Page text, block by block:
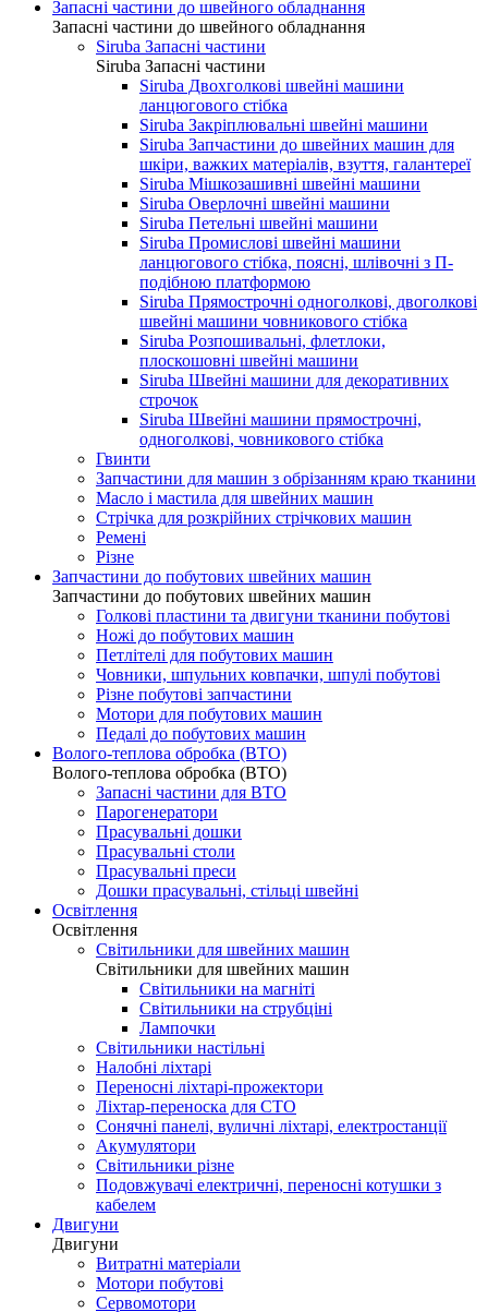
Запасні частини до швейного обладнання
Запасні частини до швейного обладнання
Siruba Запасні частини
Siruba Запасні частини
Siruba Двохголкові швейні машини
ланцюгового стібка
Siruba Закріплювальні швейні машини
Siruba Запчастини до швейних машин для
шкіри, важких матеріалів, взуття, галантереї
Siruba Мішкозашивні швейні машини
Siruba Оверлочні швейні машини
Siruba Петельні швейні машини
Siruba Промислові швейні машини
ланцюгового стібка, поясні, шлівочні з П-
подібною платформою
Siruba Прямострочні одноголкові, двоголкові
швейні машини човникового стібка
Siruba Розпошивальні, флетлоки,
плоскошовні швейні машини
Siruba Швейні машини для декоративних
строчок
Siruba Швейні машини прямострочні,
одноголкові, човникового стібка
Гвинти
Запчастини для машин з обрізанням краю тканини
Масло і мастила для швейних машин
Стрічка для розкрійних стрічкових машин
Ремені
Різне
Запчастини до побутових швейних машин
Запчастини до побутових швейних машин
Голкові пластини та двигуни тканини побутові
Ножі до побутових машин
Петлітелі для побутових машин
Човники, шпульних ковпачки, шпулі побутові
Різне побутові запчастини
Мотори для побутових машин
Педалі до побутових машин
Волого-теплова обробка (ВТО)
Волого-теплова обробка (ВТО)
Запасні частини для ВТО
Парогенератори
Прасувальні дошки
Прасувальні столи
Прасувальні преси
Дошки прасувальні, стільці швейні
Освітлення
Освітлення
Світильники для швейних машин
Світильники для швейних машин
Світильники на магніті
Світильники на струбціні
Лампочки
Світильники настільні
Налобні ліхтарі
Переносні ліхтарі-прожектори
Ліхтар-переноска для СТО
Сонячні панелі, вуличні ліхтарі, електростанції
Акумулятори
Світильники різне
Подовжувачі електричні, переносні котушки з
кабелем
Двигуни
Двигуни
Витратні матеріали
Мотори побутові
Сервомотори